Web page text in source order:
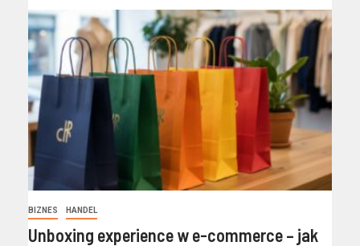
BIZNES HANDEL
Unboxing experience w e-commerce – jak